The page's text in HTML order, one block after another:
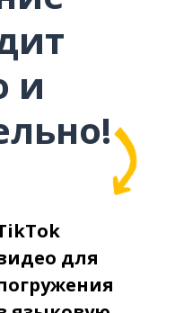
и
для